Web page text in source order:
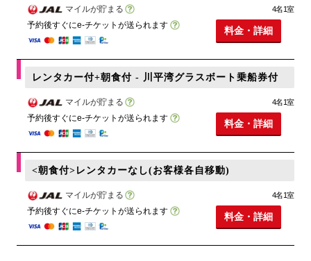
マイルが貯まる
予約後すぐにe-チケットが送られます
4名1室
料金・詳細
レンタカー付+朝食付 - 川平湾グラスボート乗船券付
マイルが貯まる
予約後すぐにe-チケットが送られます
4名1室
料金・詳細
<朝食付>レンタカーなし(お客様各自移動)
マイルが貯まる
予約後すぐにe-チケットが送られます
4名1室
料金・詳細